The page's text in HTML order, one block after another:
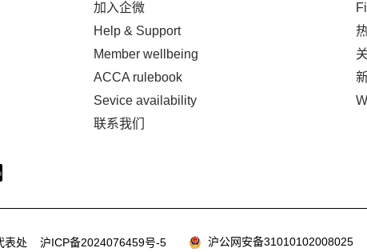
加入企微
Help & Support
Member wellbeing
ACCA rulebook
Sevice availability
联系我们
表处 沪ICP备2024076459号-5 沪公网安备31010102008025